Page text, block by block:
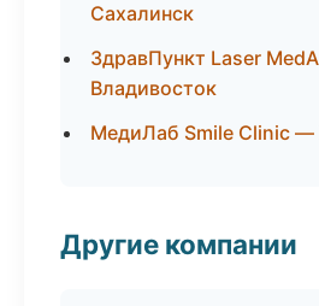
Сахалинск
ЗдравПункт Laser
Владивосток
МедиЛаб Smile Clinic —
Другие компании